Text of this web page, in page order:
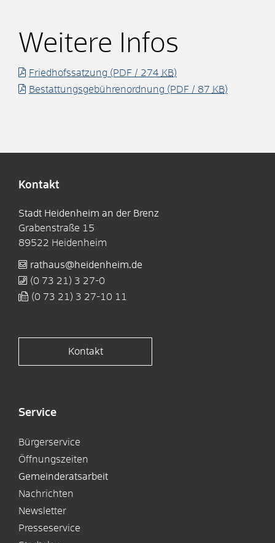
Weitere Infos
Friedhofssatzung (PDF / 274 KB)
Bestattungsgebührenordnung (PDF / 87 KB)
Kontakt
Stadt Heidenheim an der Brenz
Grabenstraße 15
89522 Heidenheim
rathaus@heidenheim.de
(0 73 21) 3 27-0
(0 73 21) 3 27-10 11
Kontakt
Service
Bürgerservice
Öffnungszeiten
Gemeinderatsarbeit
Nachrichten
Newsletter
Presseservice